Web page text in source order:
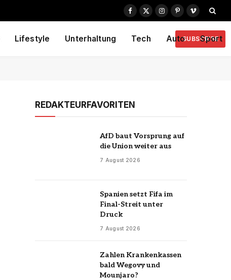
Facebook
X
Instagram
PinterestVimeo
Lifestyle Unterhaltung Tech Auto Sport
SUBSCRIBE
REDAKTEURFAVORITEN
AfD baut Vorsprung auf
die Union weiter aus
7 August 2026
Spanien setzt Fifa im
Final-Streit unter
Druck
7 August 2026
Zahlen Krankenkassen
bald Wegovy und
Mounjaro?